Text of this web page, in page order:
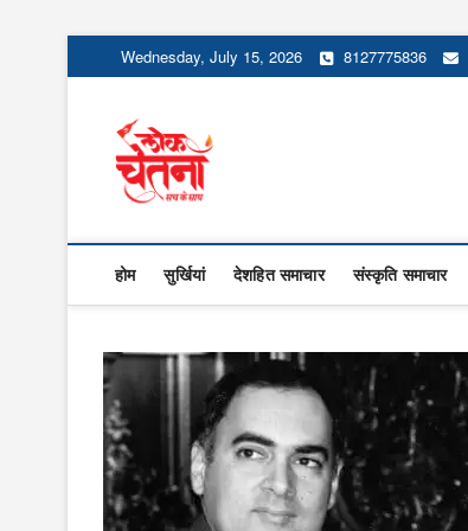
to
Wednesday, July 15, 2026 8127775836
होम सुर्खियां देशहित समाचार संस्कृति समाचार